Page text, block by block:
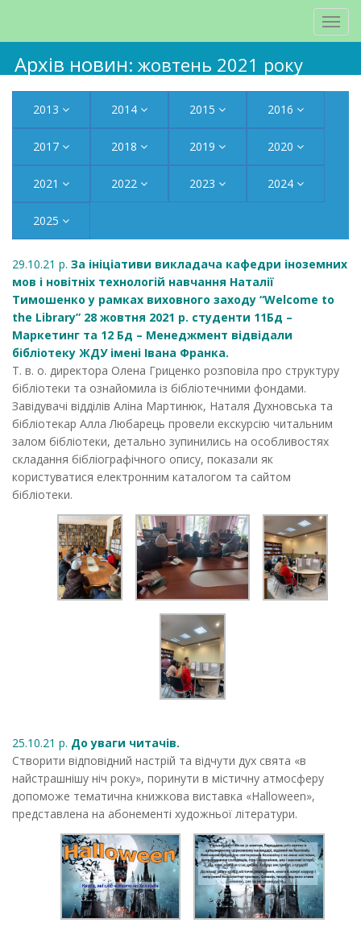
Архів новин: жовтень 2021 року
2013 2014 2015 2016
2017 2018 2019 2020
2021 2022 2023 2024
2025
29.10.21 р. За ініціативи викладача кафедри іноземних
мов і новітніх технологій навчання Наталії
Тимошенко у рамках виховного заходу “Welcome to
the Library” 28 жовтня 2021 р. студенти 11Бд –
Маркетинг та 12 Бд – Менеджмент відвідали
бібліотеку ЖДУ імені Івана Франка.
Т. в. о. директора Олена Гриценко розповіла про структуру
бібліотеки та ознайомила із бібліотечними фондами.
Завідувачі відділів Аліна Мартинюк, Наталя Духновська та
бібліотекар Алла Любарець провели екскурсію читальним
залом бібліотеки, детально зупинились на особливостях
складання бібліографічного опису, показали як
користуватися електронним каталогом та сайтом
бібліотеки.
25.10.21 р. До уваги читачів.
Створити відповідний настрій та відчути дух свята «в
найстрашнішу ніч року», поринути в містичну атмосферу
допоможе тематична книжкова виставка «Halloween»,
представлена на абонементі художньої літератури.